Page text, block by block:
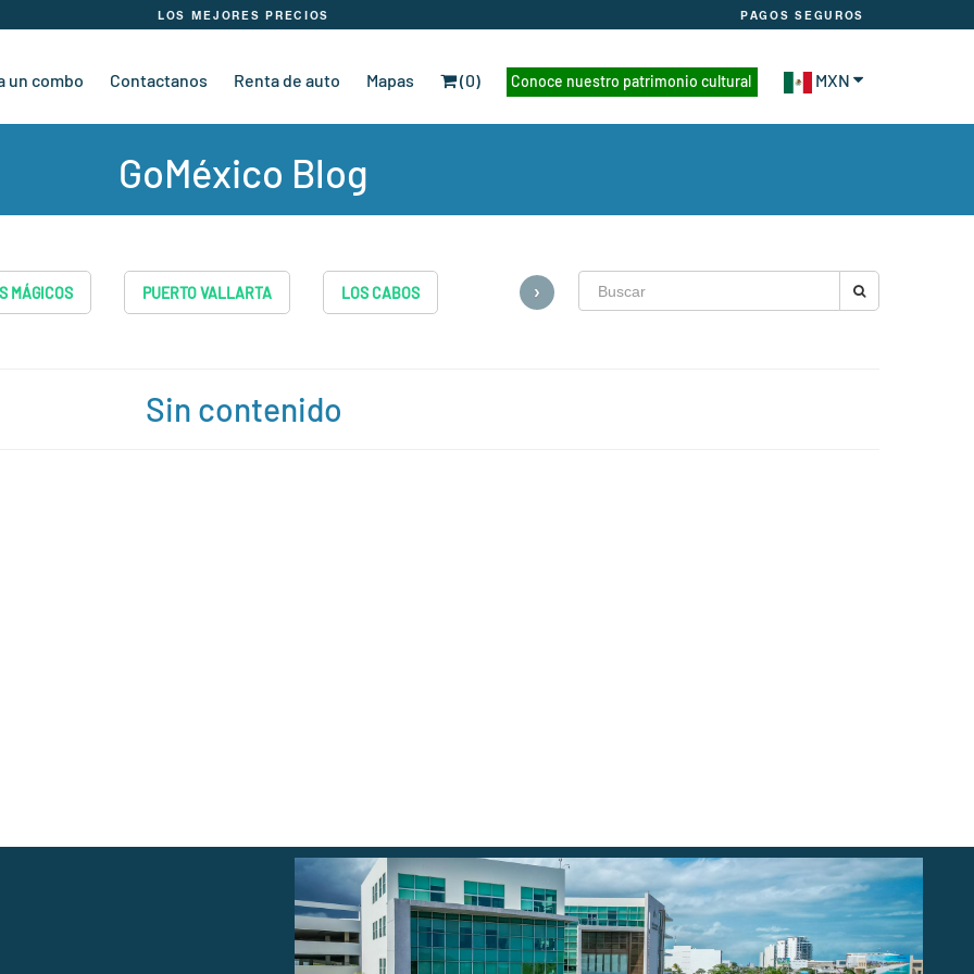
LOS MEJORES PRECIOS PAGOS SEGUROS
un combo Contactanos Renta de auto Mapas (0) Conoce nuestro patrimonio cultural MXN
GoMéxico Blog
MÁGICOS PUERTO VALLARTA LOS CABOS ›
Sin contenido